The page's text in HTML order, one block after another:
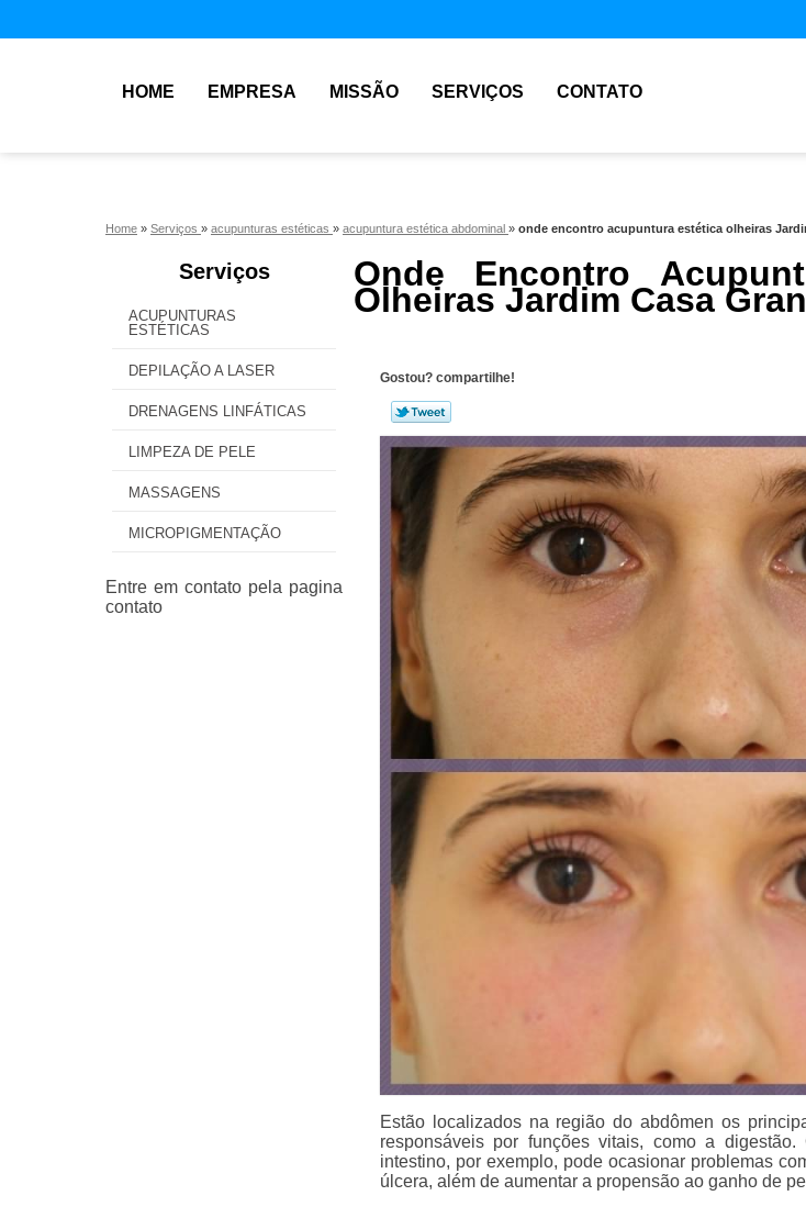
HOME EMPRESA MISSÃO SERVIÇOS CONTATO
Home » Serviços » acupunturas estéticas » acupuntura estética abdominal » onde encontro acupuntura estética olheiras
Serviços
ACUPUNTURAS
ESTÉTICAS
DEPILAÇÃO A LASER
DRENAGENS LINFÁTICAS
LIMPEZA DE PELE
MASSAGENS
MICROPIGMENTAÇÃO
Onde Encontro
Olheiras Jardim Casa
Gostou? compartilhe!
Estão localizados na região do abdômen os
responsáveis por funções vitais, como a
intestino, por exemplo, pode ocasionar problemas
úlcera, além de aumentar a propensão ao ganho de